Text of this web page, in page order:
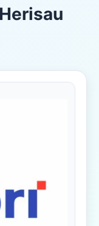
Herisau